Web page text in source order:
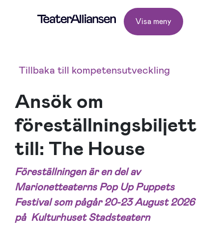
Visa meny
Tillbaka till kompetensutveckling
Ansök om
föreställningsbiljett
till: The House
Föreställningen är en del av
Marionetteaterns Pop Up Puppets
Festival som pågår 20-23 August 2026
på Kulturhuset Stadsteatern